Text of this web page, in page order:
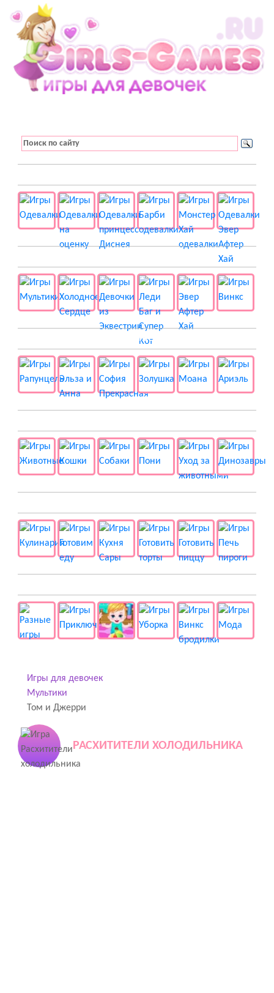
👸 Принцессы
Игры для девочек
Мультики
Том и Джерри
РАСХИТИТЕЛИ ХОЛОДИЛЬНИКА